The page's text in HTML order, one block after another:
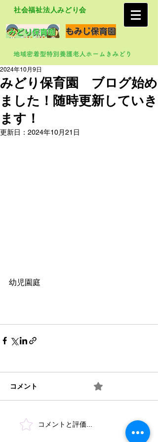
社会福祉法人みどり会
みどり保育園 ブログ始め
ました！随時更新していき
ます！
2024年10月9日
更新日： 2024年10月21日
幼児園庭
コメント
コメントと評価...